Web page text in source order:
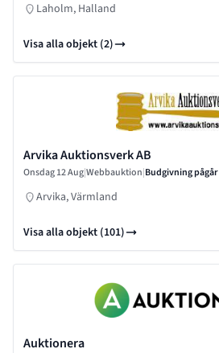
Laholm, Halland
Visa alla objekt (2)
Arvika Auktionsverk AB
Onsdag 12 Aug|Webbauktion|Budgivning pågår
Arvika, Värmland
Visa alla objekt (101)
Auktionera